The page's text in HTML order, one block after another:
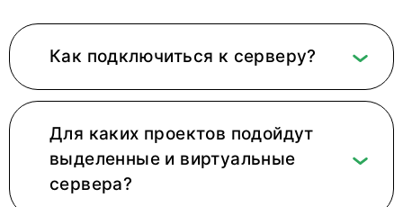
Как подключиться к серверу?
Для каких проектов подойдут
выделенные и виртуальные
сервера?